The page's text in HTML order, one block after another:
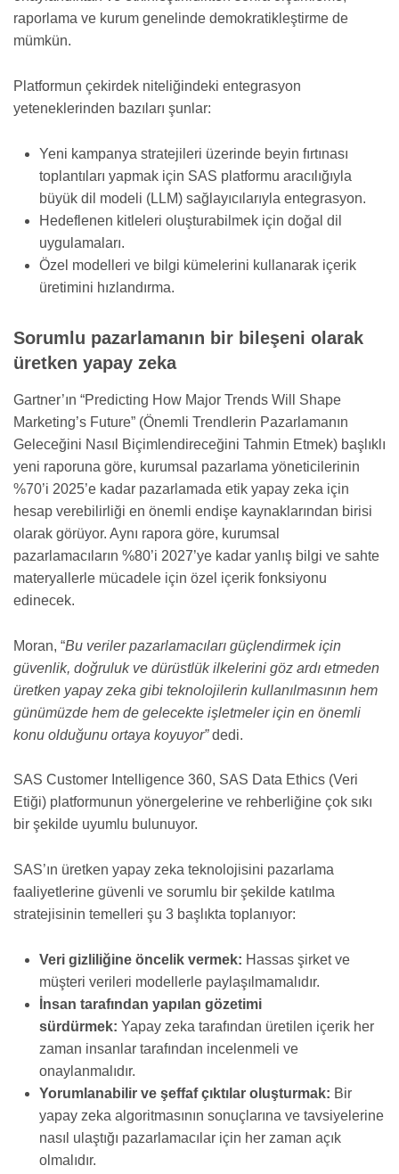
raporlama ve kurum genelinde demokratikleştirme de
mümkün.
Platformun çekirdek niteliğindeki entegrasyon
yeteneklerinden bazıları şunlar:
Yeni kampanya stratejileri üzerinde beyin fırtınası
toplantıları yapmak için SAS platformu aracılığıyla
büyük dil modeli (LLM) sağlayıcılarıyla entegrasyon.
Hedeflenen kitleleri oluşturabilmek için doğal dil
uygulamaları.
Özel modelleri ve bilgi kümelerini kullanarak içerik
üretimini hızlandırma.
Sorumlu pazarlamanın bir bileşeni olarak
üretken yapay zeka
Gartner’ın “Predicting How Major Trends Will Shape
Marketing’s Future” (Önemli Trendlerin Pazarlamanın
Geleceğini Nasıl Biçimlendireceğini Tahmin Etmek) başlıklı
yeni raporuna göre, kurumsal pazarlama yöneticilerinin
%70’i 2025’e kadar pazarlamada etik yapay zeka için
hesap verebilirliği en önemli endişe kaynaklarından birisi
olarak görüyor. Aynı rapora göre, kurumsal
pazarlamacıların %80’i 2027’ye kadar yanlış bilgi ve sahte
materyallerle mücadele için özel içerik fonksiyonu
edinecek.
Moran, “Bu veriler pazarlamacıları güçlendirmek için
güvenlik, doğruluk ve dürüstlük ilkelerini göz ardı etmeden
üretken yapay zeka gibi teknolojilerin kullanılmasının hem
günümüzde hem de gelecekte işletmeler için en önemli
konu olduğunu ortaya koyuyor”dedi.
SAS Customer Intelligence 360, SAS Data Ethics (Veri
Etiği) platformunun yönergelerine ve rehberliğine çok sıkı
bir şekilde uyumlu bulunuyor.
SAS’ın üretken yapay zeka teknolojisini pazarlama
faaliyetlerine güvenli ve sorumlu bir şekilde katılma
stratejisinin temelleri şu 3 başlıkta toplanıyor:
Veri gizliliğine öncelik vermek: Hassas şirket ve
müşteri verileri modellerle paylaşılmamalıdır.
İnsan tarafından yapılan gözetimi
sürdürmek: Yapay zeka tarafından üretilen içerik her
zaman insanlar tarafından incelenmeli ve
onaylanmalıdır.
Yorumlanabilir ve şeffaf çıktılar oluşturmak: Bir
yapay zeka algoritmasının sonuçlarına ve tavsiyelerine
nasıl ulaştığı pazarlamacılar için her zaman açık
olmalıdır.